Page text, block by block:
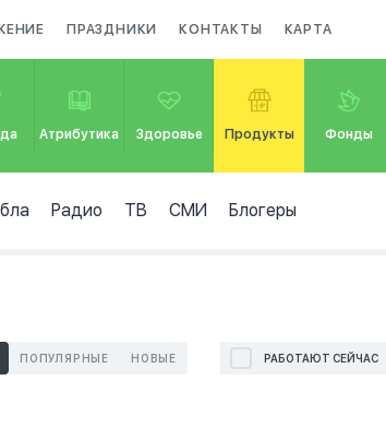
ПРАЗДНИКИ КОНТАКТЫ КАРТА
Атрибутика Здоровье Продукты Фонды
Радио ТВ СМИ Блогеры
ПОПУЛЯРНЫЕ НОВЫЕ РАБОТАЮТ СЕЙЧАС